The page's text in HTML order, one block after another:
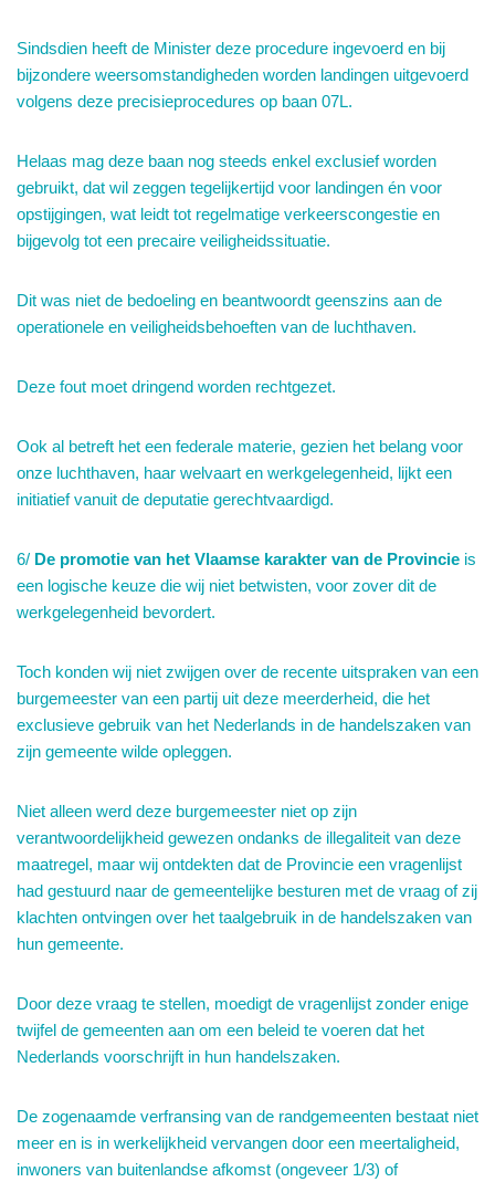
Sindsdien heeft de Minister deze procedure ingevoerd en bij
bijzondere weersomstandigheden worden landingen uitgevoerd
volgens deze precisieprocedures op baan 07L.
Helaas mag deze baan nog steeds enkel exclusief worden
gebruikt, dat wil zeggen tegelijkertijd voor landingen én voor
opstijgingen, wat leidt tot regelmatige verkeerscongestie en
bijgevolg tot een precaire veiligheidssituatie.
Dit was niet de bedoeling en beantwoordt geenszins aan de
operationele en veiligheidsbehoeften van de luchthaven.
Deze fout moet dringend worden rechtgezet.
Ook al betreft het een federale materie, gezien het belang voor
onze luchthaven, haar welvaart en werkgelegenheid, lijkt een
initiatief vanuit de deputatie gerechtvaardigd.
6/ De promotie van het Vlaamse karakter van de Provincie is
een logische keuze die wij niet betwisten, voor zover dit de
werkgelegenheid bevordert.
Toch konden wij niet zwijgen over de recente uitspraken van een
burgemeester van een partij uit deze meerderheid, die het
exclusieve gebruik van het Nederlands in de handelszaken van
zijn gemeente wilde opleggen.
Niet alleen werd deze burgemeester niet op zijn
verantwoordelijkheid gewezen ondanks de illegaliteit van deze
maatregel, maar wij ontdekten dat de Provincie een vragenlijst
had gestuurd naar de gemeentelijke besturen met de vraag of zij
klachten ontvingen over het taalgebruik in de handelszaken van
hun gemeente.
Door deze vraag te stellen, moedigt de vragenlijst zonder enige
twijfel de gemeenten aan om een beleid te voeren dat het
Nederlands voorschrijft in hun handelszaken.
De zogenaamde verfransing van de randgemeenten bestaat niet
meer en is in werkelijkheid vervangen door een meertaligheid,
inwoners van buitenlandse afkomst (ongeveer 1/3) of